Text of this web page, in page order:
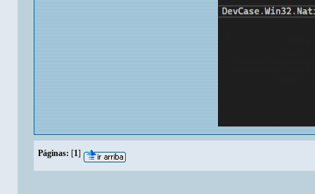
Páginas: [1]